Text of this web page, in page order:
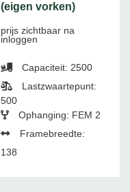
(eigen vorken)
prijs zichtbaar na
inloggen
Capaciteit: 2500
Lastzwaartepunt:
500
Ophanging: FEM 2
Framebreedte:
138